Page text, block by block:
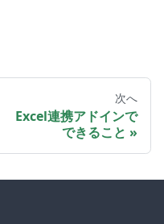
次へ
Excel連携アドインで
できること